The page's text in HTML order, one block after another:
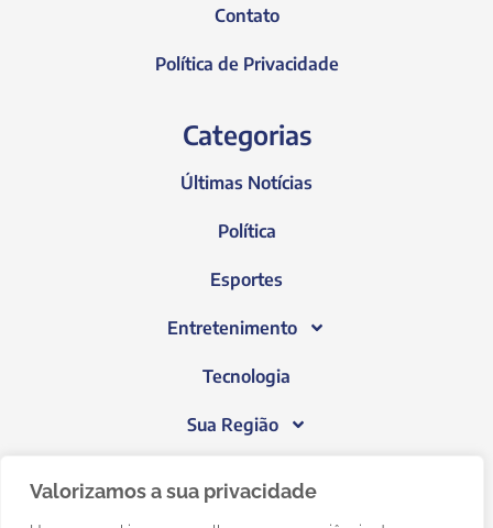
Valorizamos a sua privacidade
Contato
Política de Privacidade
Categorias
Últimas Notícias
Política
Esportes
Entretenimento
Tecnologia
Sua Região